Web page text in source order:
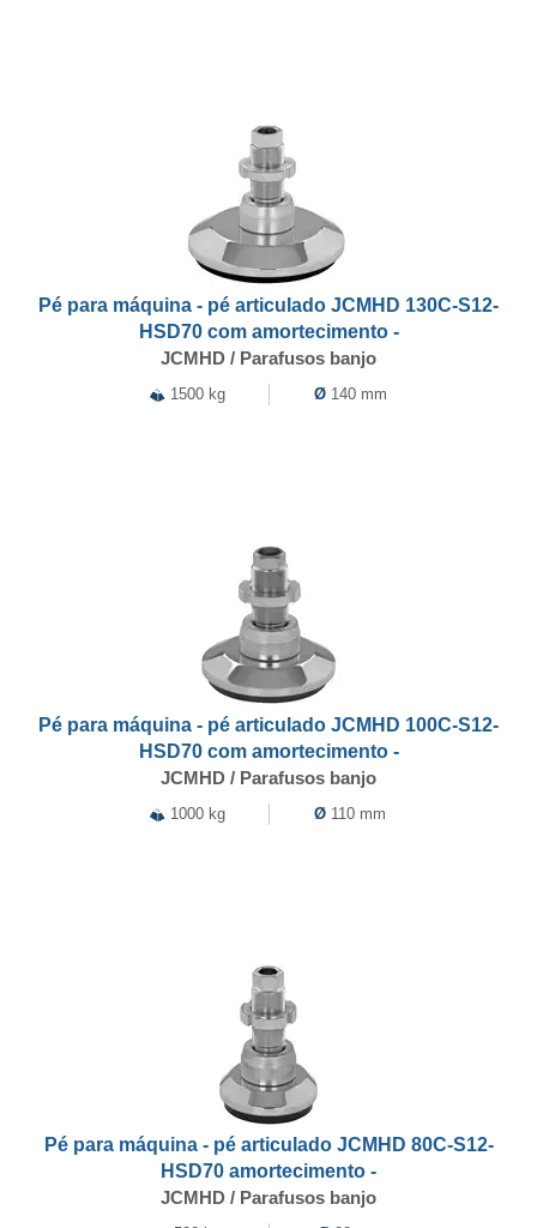
Pé para máquina - pé articulado JCMHD 130C-S12-
HSD70 com amortecimento -
JCMHD / Parafusos banjo
1500 kg Ø 140 mm
Pé para máquina - pé articulado JCMHD 100C-S12-
HSD70 com amortecimento -
JCMHD / Parafusos banjo
1000 kg Ø 110 mm
Pé para máquina - pé articulado JCMHD 80C-S12-
HSD70 amortecimento -
JCMHD / Parafusos banjo